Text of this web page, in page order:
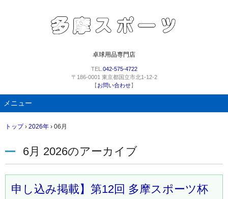
卓球用品専門店
TEL. 042-575-4722
〒186-0001 東京都国立市北1-12-2
【お問い合わせ】
メニュー
ン
ン
ツ
へ
ス
キ
トップ › 2026年 › 06月
6月 2026のアーカイブ
申し込み掲載】第12回 多摩スポーツ杯